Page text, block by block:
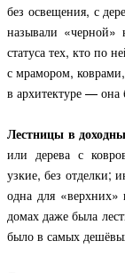
без освещения, с
называли «черной»
статуса тех, кто по
с мрамором,
в архитектуре — она
Лестницы в
или дерева с
узкие, без отделки;
одна для
домах даже была
было в самых